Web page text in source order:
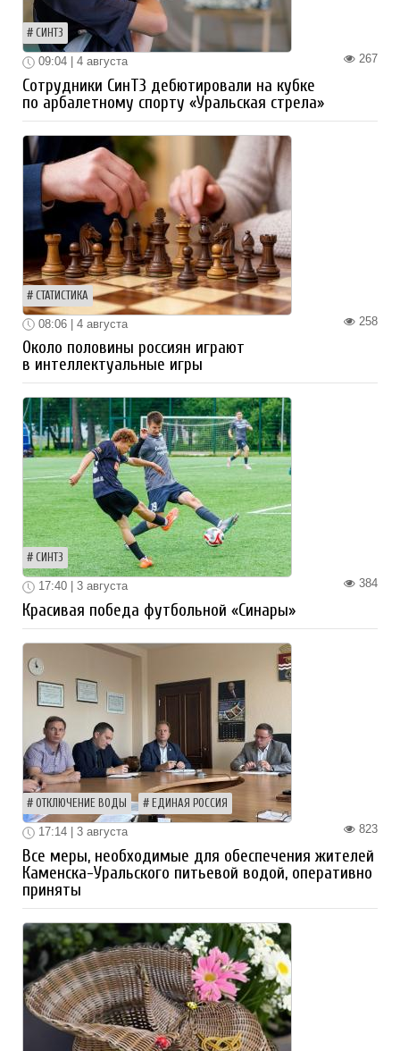
СИНТЗ
267
09:04 | 4 августа
Сотрудники СинТЗ дебютировали на кубке
по арбалетному спорту «Уральская стрела»
СТАТИСТИКА
258
08:06 | 4 августа
Около половины россиян играют
в интеллектуальные игры
СИНТЗ
384
17:40 | 3 августа
Красивая победа футбольной «Синары»
ОТКЛЮЧЕНИЕ ВОДЫ ЕДИНАЯ РОССИЯ
823
17:14 | 3 августа
Все меры, необходимые для обеспечения жителей
Каменска-Уральского питьевой водой, оперативно
приняты